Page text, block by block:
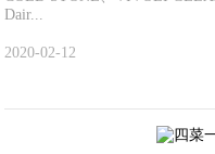
Dair...
2020-02-12